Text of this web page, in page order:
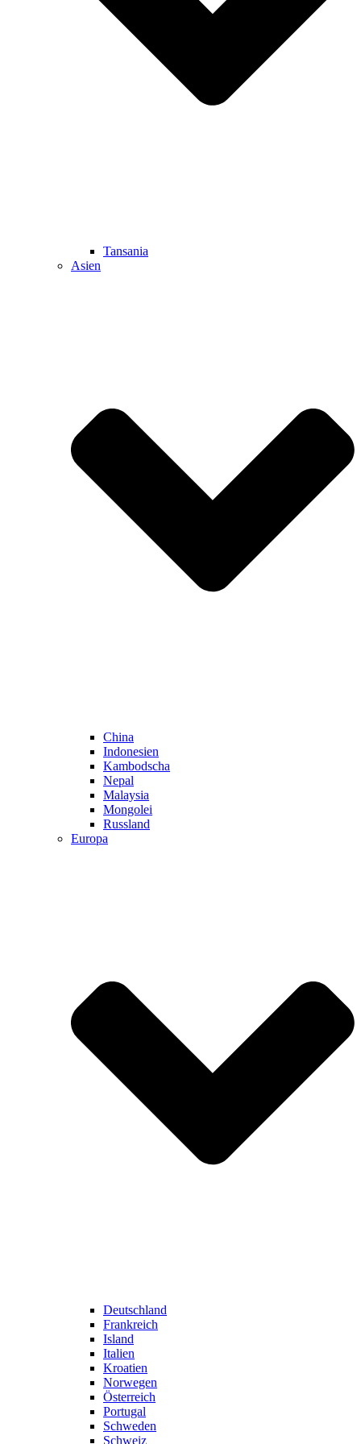
Tansania
Asien
China
Indonesien
Kambodscha
Nepal
Malaysia
Mongolei
Russland
Europa
Deutschland
Frankreich
Island
Italien
Kroatien
Norwegen
Österreich
Portugal
Schweden
Schweiz